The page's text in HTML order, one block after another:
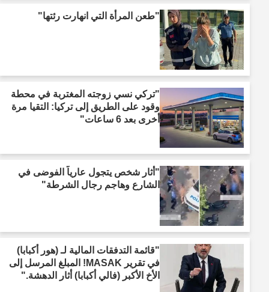
"طعن المرأة التي انهارت رئتها"
"تركي نسي زوجته المغتربة في محطة
وقود على الطريق إلى تركيا: التقيا مرة
أخرى بعد 6 ساعات"
"أثار شخص يتجول عارياً الفوضى في
الشارع وهاجم رجال الشرطة"
"قائمة التدفقات المالية لـ (هور أكبابا)
في تقرير MASAK! المبلغ المرسل إلى
الأخ الأكبر (فالي أكبابا) أثار الدهشة."